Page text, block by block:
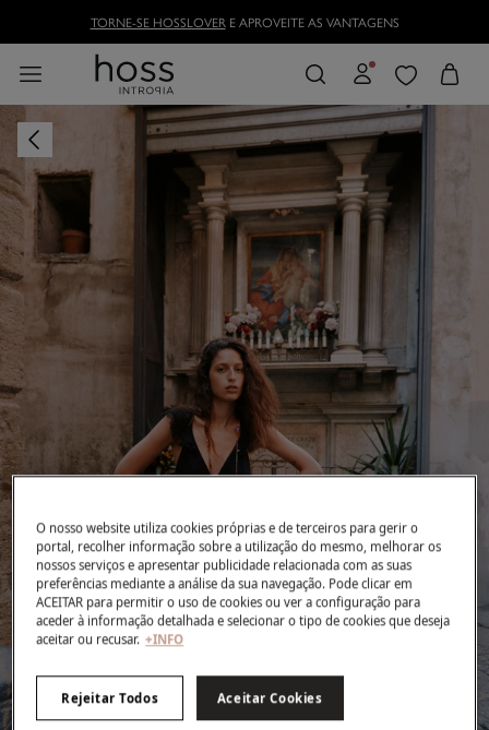
TORNE-SE HOSSLOVERE APROVEITE AS VANTAGENS
O nosso website utiliza cookies próprias e de terceiros para gerir o
portal, recolher informação sobre a utilização do mesmo, melhorar os
nossos serviços e apresentar publicidade relacionada com as suas
preferências mediante a análise da sua navegação. Pode clicar em
ACEITAR para permitir o uso de cookies ou ver a configuração para
aceder à informação detalhada e selecionar o tipo de cookies que deseja
aceitar ou recusar. +INFO
Rejeitar Todos Aceitar Cookies